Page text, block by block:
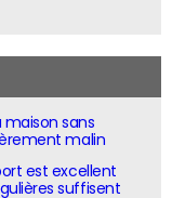
maison sans
malin
est excellent
suffisent